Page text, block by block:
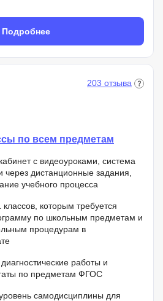
Подробнее
203 отзыва
по всем предметам
с видеоуроками, система
через дистанционные задания,
учебного процесса
которым требуется
по школьным предметам и
процедурам в
работы и
по предметам ФГОС
самодисциплины для